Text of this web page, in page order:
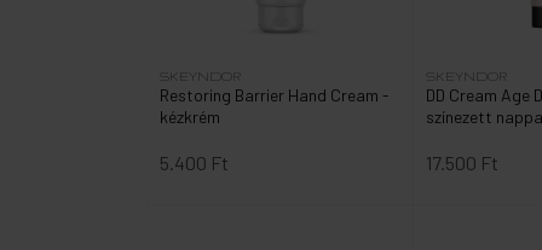
Restoring Barrier Hand Cream -
kézkrém
SKEYNDOR
5.400 Ft
DD Cream Age
színezett
SKEYNDOR
17.500 Ft